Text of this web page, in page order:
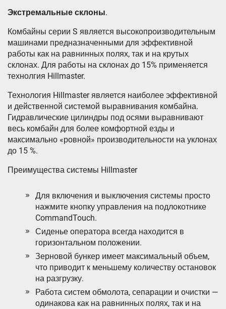
Экстремальные склоны.
Комбайны серии S является высокопроизводительным
машинами предназначенными для эффективной
работы как на равнинных полях, так и на крутых
склонах. Для работы на склонах до 15% применяется
технолгия Hillmaster.
Технология Hillmaster является наиболее эффективной
и действенной системой выравнивания комбайна.
Гидравлические цилиндры под осями выравнивают
весь комбайн для более комфортной езды и
максимально «ровной» производительности на уклонах
до 15 %.
Преимущества системы Hillmaster
Для включения и выключения системы просто
нажмите кнопку управления на подлокотнике
CommandTouch.
Сиденье оператора всегда находится в
горизонтальном положении.
Зерновой бункер имеет максимальный объем,
что приводит к меньшему количеству остановок
на разгрузку.
Работа систем обмолота, сепарации и очистки —
одинакова как на равнинных полях, так и на